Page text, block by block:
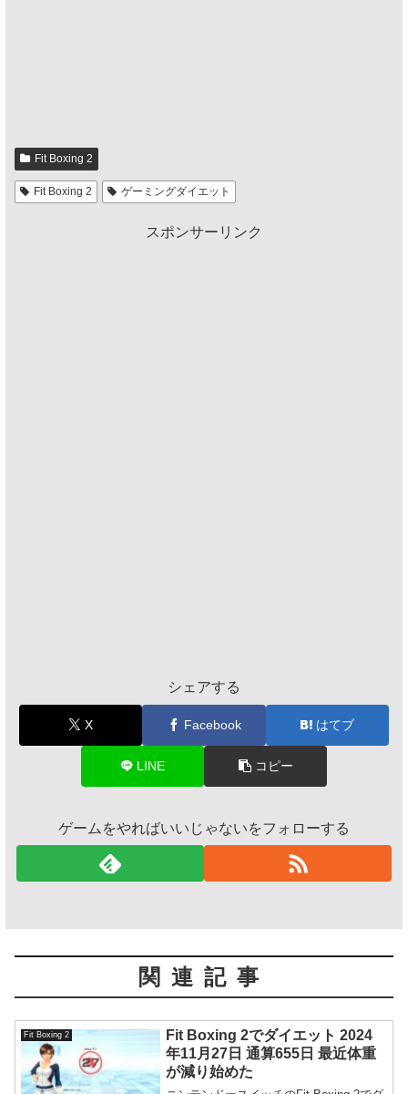
Fit Boxing 2
Fit Boxing 2 ゲーミングダイエット
スポンサーリンク
シェアする
X Facebook はてブ
LINE コピー
ゲームをやればいいじゃないをフォローする
関連記事
Fit Boxing 2
Fit Boxing 2でダイエット 2024
年11月27日 通算655日 最近体重
が減り始めた